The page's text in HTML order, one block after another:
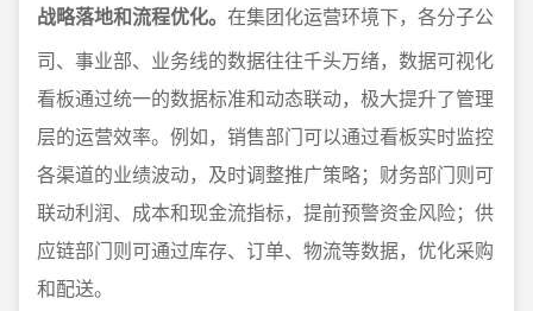
战略落地和流程优化。 在集团化运营环境下，各分子公
司、事业部、业务线的数据往往千头万绪，数据可视化
看板通过统一的数据标准和动态联动，极大提升了管理
层的运营效率。例如，销售部门可以通过看板实时监控
各渠道的业绩波动，及时调整推广策略；财务部门则可
联动利润、成本和现金流指标，提前预警资金风险；供
应链部门则可通过库存、订单、物流等数据，优化采购
和配送。